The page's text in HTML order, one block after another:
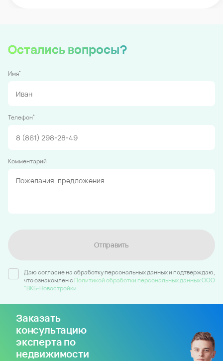
Остались вопросы?
Имя*
Телефон*
Комментарий
Отправить
Даю согласие на обработку персональных данных и подтверждаю,
что ознакомлен c Политикой обработки персональных данных ООО
"ВКБ-Новостройки
Заказать
консультацию
эксперта по
недвижимости